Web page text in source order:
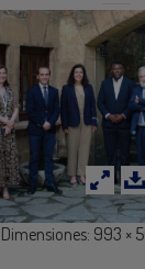
993 ×